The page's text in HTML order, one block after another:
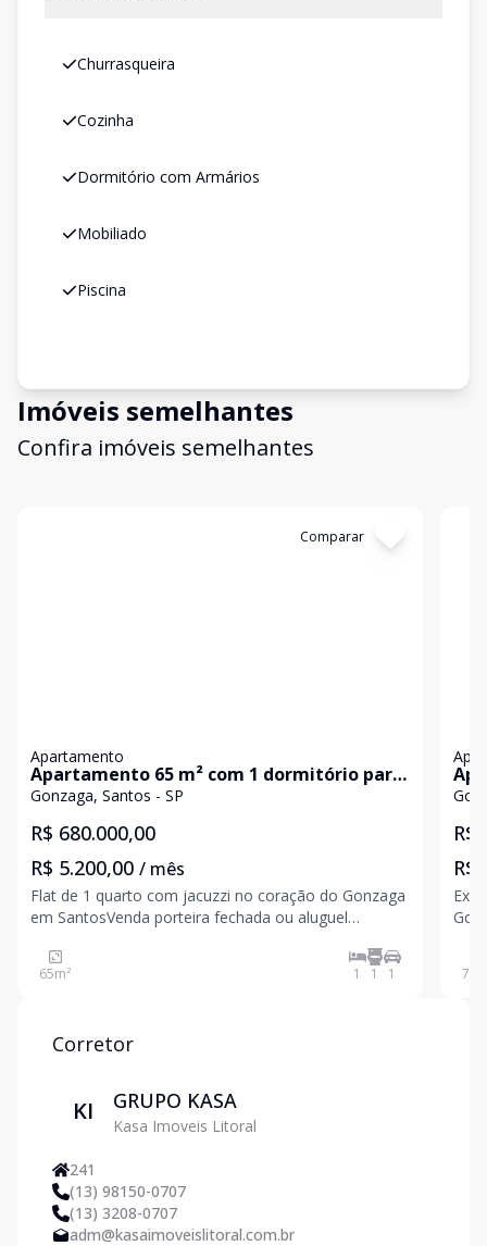
Churrasqueira
Cozinha
Dormitório com Armários
Mobiliado
Piscina
Imóveis semelhantes
Confira imóveis semelhantes
Comparar
Apartamento
Apartamento 65 m² com 1 dormitório para
venda ou aluguel no Gonzaga - Santos/SP
Gonzaga, Santos - SP
R$ 680.000,00
R$ 5.200,00 / mês
Flat de 1 quarto com jacuzzi no coração do Gonzaga
em SantosVenda porteira fechada ou aluguel
Banheiro social - Sala de estar em conceito aberto -
Cozinha planejada- Maravilhoso terraço privativo
65m² 1 1 1
m²
R$
R$
70
Corretor
KI GRUPO KASA
Kasa Imoveis Litoral
241
(13) 98150-0707
(13) 3208-0707
adm@kasaimoveislitoral.com.br